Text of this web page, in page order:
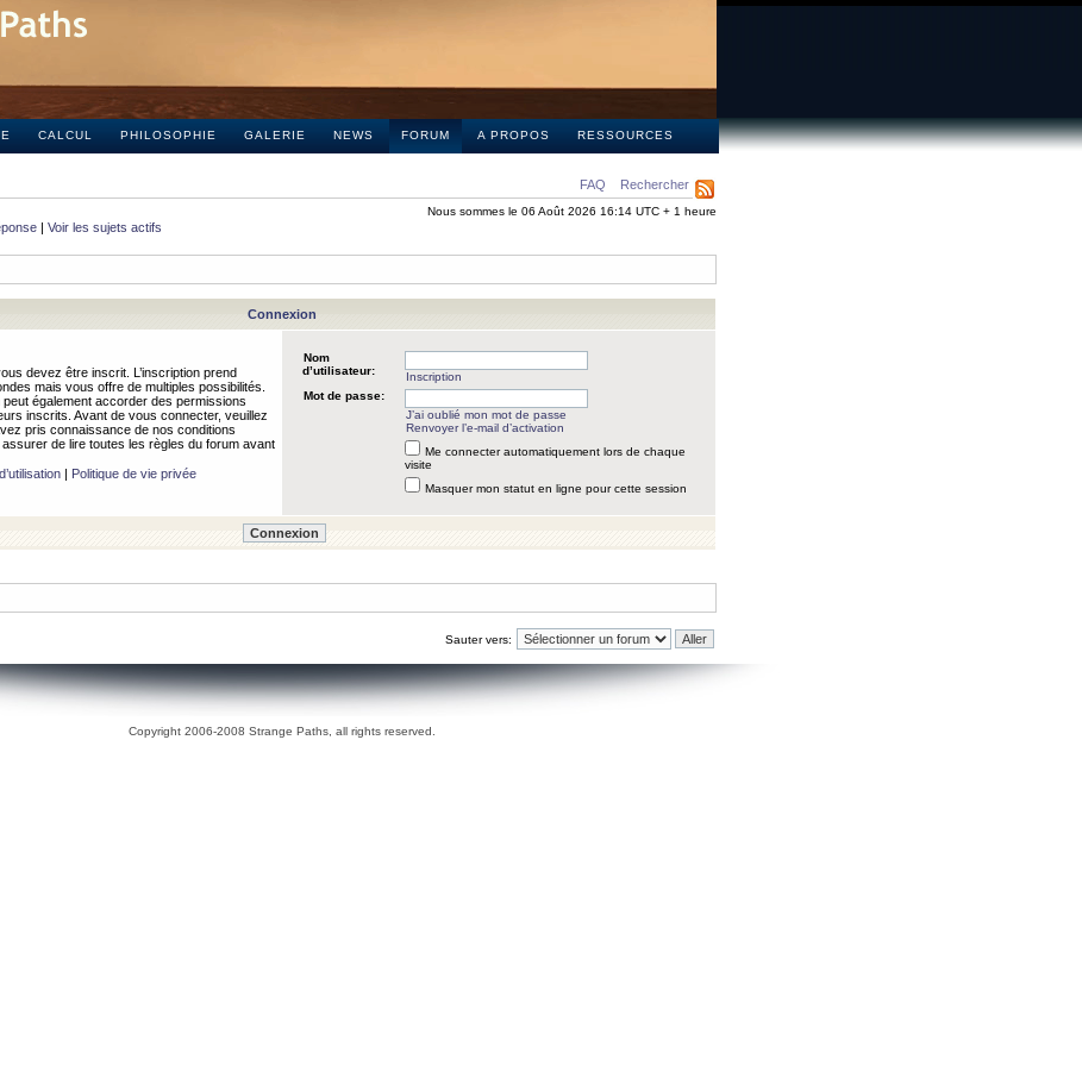
CALCUL PHILOSOPHIE GALERIE NEWS FORUM A PROPOS RESSOURCES
FAQ Rechercher
Nous sommes le 06 Août 2026 16:14 UTC + 1 heure
| Voir les sujets actifs
Connexion
devez être inscrit. L’inscription prend
mais vous offre de multiples possibilités.
peut également accorder des permissions
inscrits. Avant de vous connecter, veuillez
pris connaissance de nos conditions
assurer de lire toutes les règles du forum avant
| Politique de vie privée
Nom
d’utilisateur:
Inscription
Mot de passe:
J’ai oublié mon mot de passe
Renvoyer l’e-mail d’activation
Me connecter automatiquement lors de chaque
visite
Masquer mon statut en ligne pour cette session
Sauter vers:
Copyright 2006-2008 Strange Paths, all rights reserved.